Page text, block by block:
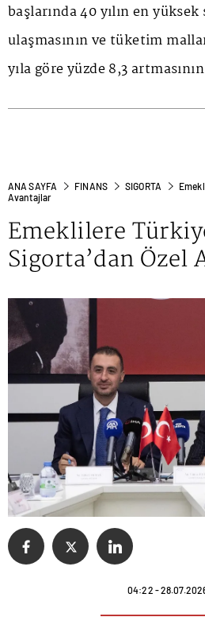
başlarında 40 yılın en
ulaşmasının ve tüketim
yıla göre yüzde 8,3
ANA SAYFA FINANS SIGORTA
Avantajlar
Emeklilere
Sigorta’dan Özel
04:22 -